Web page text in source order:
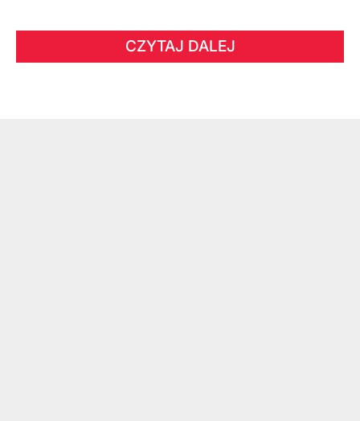
CZYTAJ DALEJ